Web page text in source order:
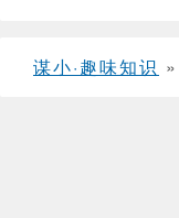
谋小·趣味知识 »